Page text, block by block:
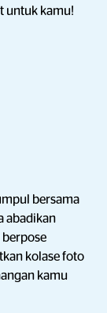
untuk kamu!
bersama
abadikan
berpose
kolase foto
kamu